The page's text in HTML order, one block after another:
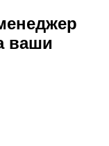
ваши